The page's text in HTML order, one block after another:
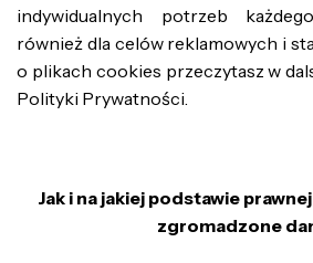
indywidualnych potrzeb
również dla celów reklamowych i
o plikach cookies przeczytasz w
Polityki Prywatności.
Jak i na jakiej podstawie
zgromadzone